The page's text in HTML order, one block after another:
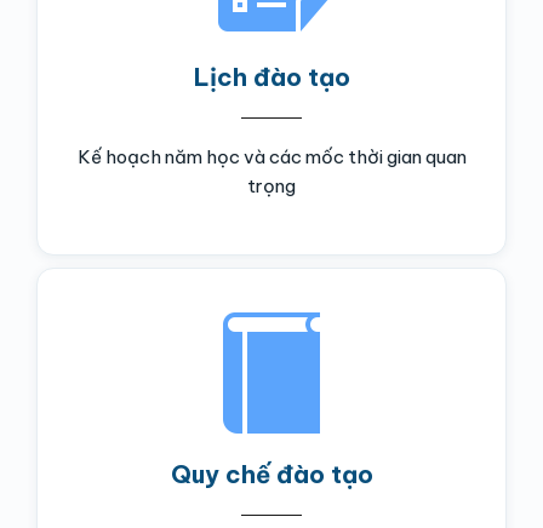
Lịch đào tạo
Kế hoạch năm học và các mốc thời gian quan
trọng
Quy chế đào tạo